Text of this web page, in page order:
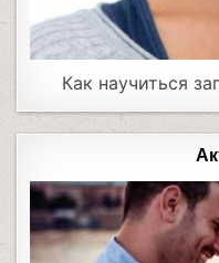
Как научиться